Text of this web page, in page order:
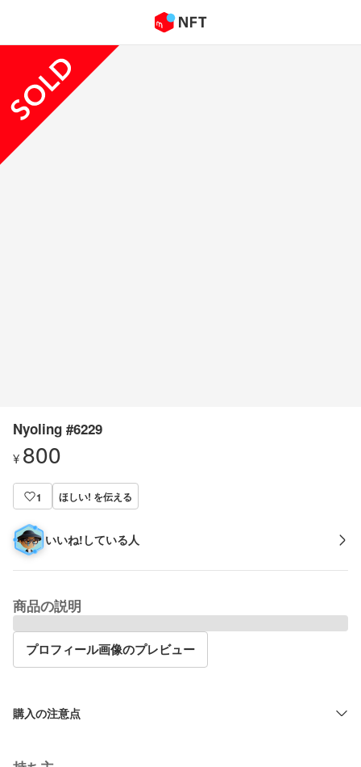
Nyoling #6229
¥ 800
1 ほしい! を伝える
いいね!している人
商品の説明
プロフィール画像のプレビュー
購入の注意点